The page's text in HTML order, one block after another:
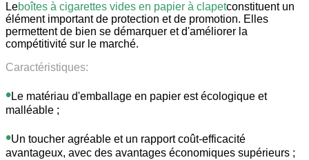
Leboîtes à cigarettes vides en papier à clapetconstituent un
élément important de protection et de promotion. Elles
permettent de bien se démarquer et d'améliorer la
compétitivité sur le marché.
Caractéristiques:
•Le matériau d'emballage en papier est écologique et
malléable ;
•Un toucher agréable et un rapport coût-efficacité
avantageux, avec des avantages économiques supérieurs ;